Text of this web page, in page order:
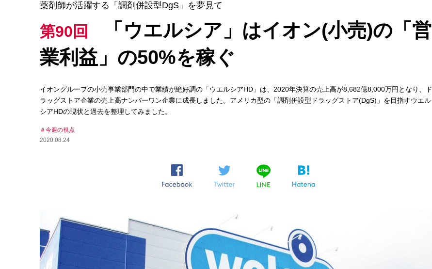
薬剤師が活躍する「調剤併設型DgS」を夢見て
第90回
「ウエルシア」はイオン(小売)の「営
業利益」の50%を稼ぐ
イオングループの小売事業部門の中で業績が絶好調の「ウエルシアHD」は、2020年決算の売上高が8,682億8,000万円となり、ド
ラッグストア企業の売上高ナンバーワン企業に成長しました。アメリカ型の「調剤併設型ドラッグストア(DgS)」を目指すウエル
シアHDの現状と過去を整理してみました。
今週の視点
2020.08.24